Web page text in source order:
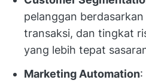
pelanggan
transaksi, dan tingkat
yang lebih tepat
Marketing Automation: